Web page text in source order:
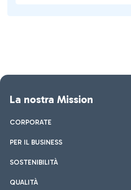
La nostra Mission
CORPORATE
PER IL BUSINESS
SOSTENIBILITÀ
QUALITÀ